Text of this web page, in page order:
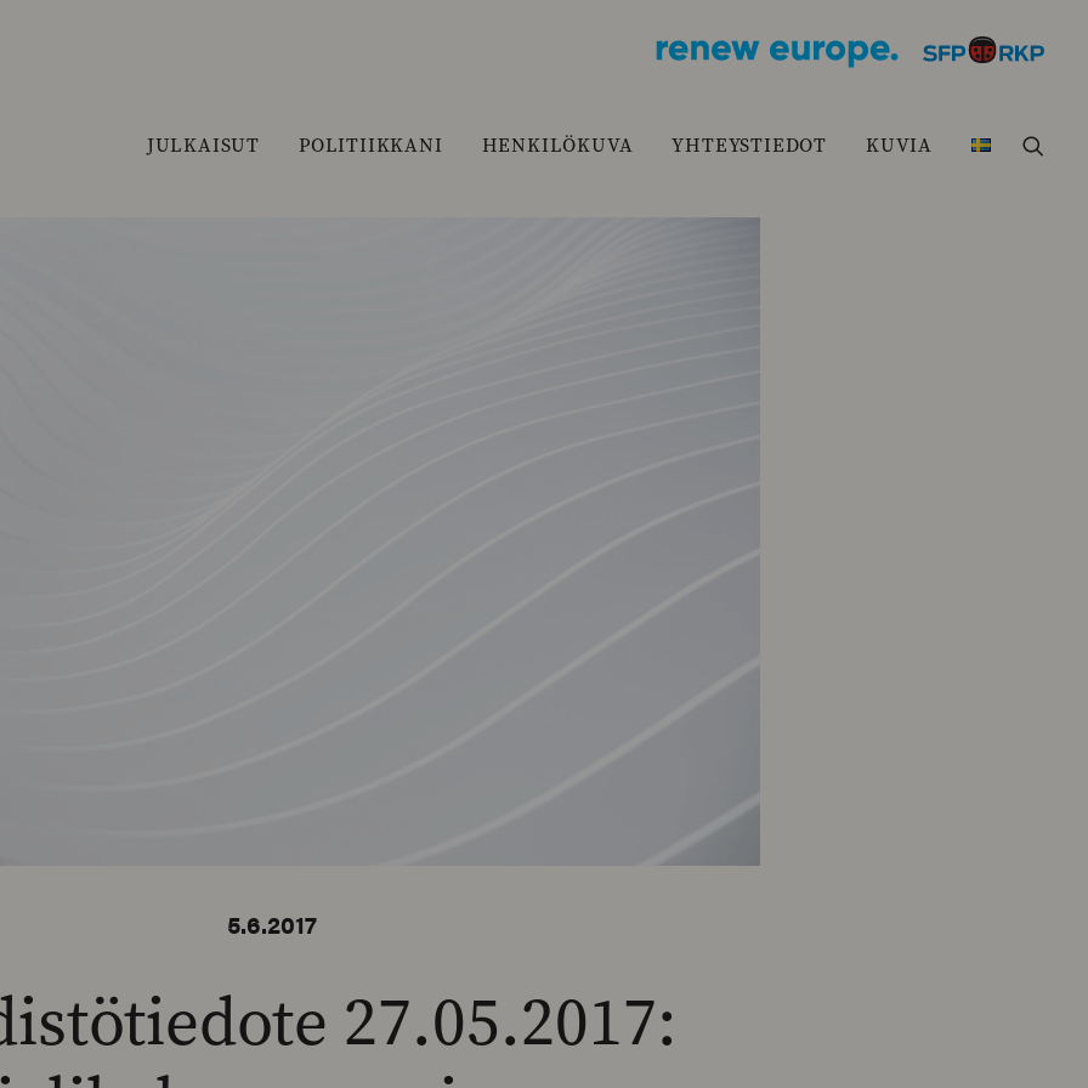
JULKAISUT POLITIIKKANI HENKILÖKUVA YHTEYSTIEDOT KUVIA
5.6.2017
27.05.2017: